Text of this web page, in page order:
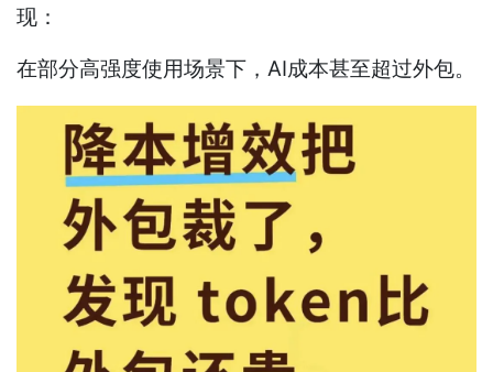
现：
在部分高强度使用场景下，AI成本甚至超过外包。